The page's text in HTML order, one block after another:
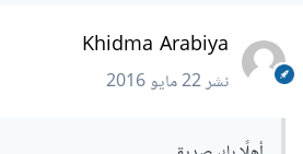
Khidma Arabiya
نشر22 مايو 2016